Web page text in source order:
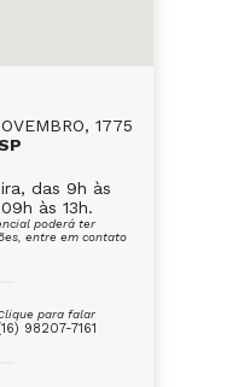
1775
das 9h às
às 13h.
poderá ter
entre em contato
para falar
98207-7161